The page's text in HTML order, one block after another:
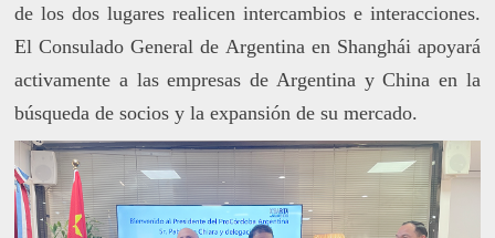
de los dos lugares realicen intercambios e interacciones.
El Consulado General de Argentina en Shanghái apoyará
activamente a las empresas de Argentina y China en la
búsqueda de socios y la expansión de su mercado.